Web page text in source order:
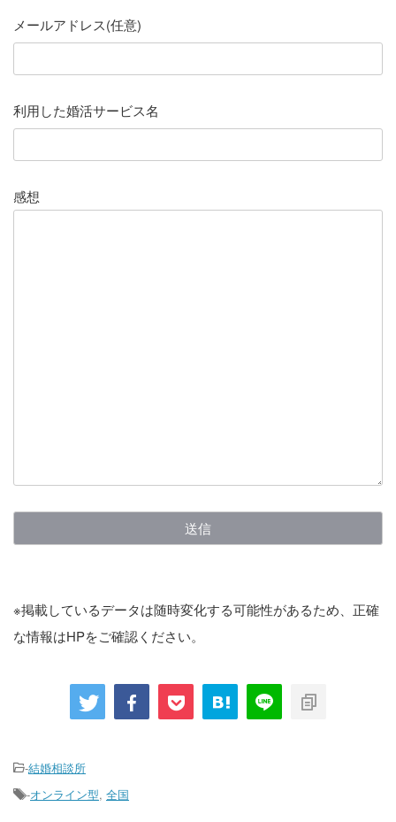
メールアドレス(任意)
利用した婚活サービス名
感想
※掲載しているデータは随時変化する可能性があるため、正確
な情報はHPをご確認ください。
-結婚相談所
-オンライン型, 全国